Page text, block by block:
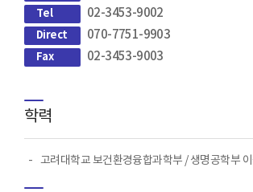
Tel 02-3453-9002
Direct 070-7751-9903
Fax 02-3453-9003
학력
고려대학교 보건환경융합과학부 / 생명공학부